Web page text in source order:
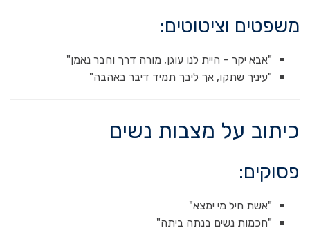
משפטים וציטוטים:
"אבא יקר – היית לנו עוגן, מורה דרך וחבר נאמן"
"עיניך שתקו, אך ליבך תמיד דיבר באהבה"
כיתוב על מצבות נשים
פסוקים:
"אשת חיל מי ימצא"
"חכמות נשים בנתה ביתה"